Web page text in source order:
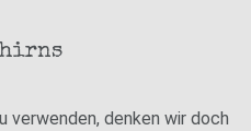
verwenden, denken wir doch